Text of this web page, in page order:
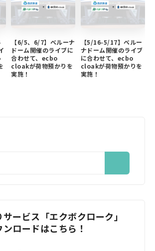
【6/5、6/7】ベルーナ
ドーム開催のライブに
合わせて、ecbo
cloakが荷物預かりを
実施！
【5/16-5/17】ベルー
ナドーム開催のライブ
に合わせて、ecbo
cloakが荷物預かりを
実施！
ービス「エクボクローク」
ロードはこちら！